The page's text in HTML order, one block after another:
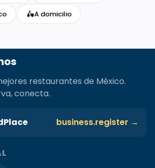
🛵A domicilio
restaurantes de México.
conecta.
business.register →